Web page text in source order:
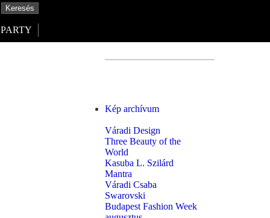
PARTY
Kép archívum
Váradi Design
Three Beauty of the
World
Kasuba L. Szilárd
Mantra
Váradi Csaba
Swarovski
Budapest Fashion Week